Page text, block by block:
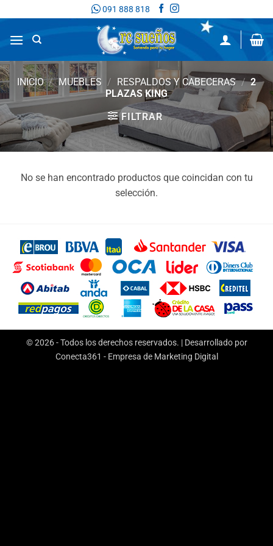
al
contenido
091 888 818
INICIO / MUEBLES / RESPALDOS Y CABECERAS / 2
PLAZAS KING
FILTRAR
No se han encontrado productos que coincidan con tu
selección.
© 2026 - Todos los derechos reservados. | Desarrollado por
Conecta361 - Empresa de Marketing Digital